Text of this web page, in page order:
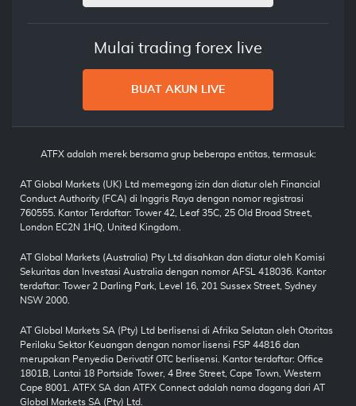
Mulai trading forex live
BUAT AKUN LIVE
ATFX adalah merek bersama grup beberapa entitas, termasuk:
AT Global Markets (UK) Ltd memegang izin dan diatur oleh Financial
Conduct Authority (FCA) di Inggris Raya dengan nomor registrasi
760555. Kantor Terdaftar: Tower 42, Leaf 35C, 25 Old Broad Street,
London EC2N 1HQ, United Kingdom.
AT Global Markets (Australia) Pty Ltd disahkan dan diatur oleh Komisi
Sekuritas dan Investasi Australia dengan nomor AFSL 418036. Kantor
terdaftar: Tower 2 Darling Park, Level 16, 201 Sussex Street, Sydney
NSW 2000.
AT Global Markets SA (Pty) Ltd berlisensi di Afrika Selatan oleh Otoritas
Perilaku Sektor Keuangan dengan nomor lisensi FSP 44816 dan
merupakan Penyedia Derivatif OTC berlisensi. Kantor terdaftar: Office
1801B, Lantai 18 Portside Tower, 4 Bree Street, Cape Town, Western
Cape 8001. ATFX SA dan ATFX Connect adalah nama dagang dari AT
Global Markets SA (Pty) Ltd.